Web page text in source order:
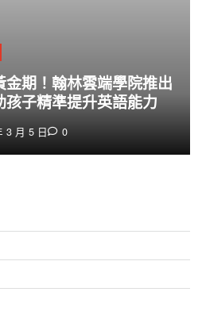
金期！翰林雲端學院推出
子精準提升英語能力
3 月 5 日 0